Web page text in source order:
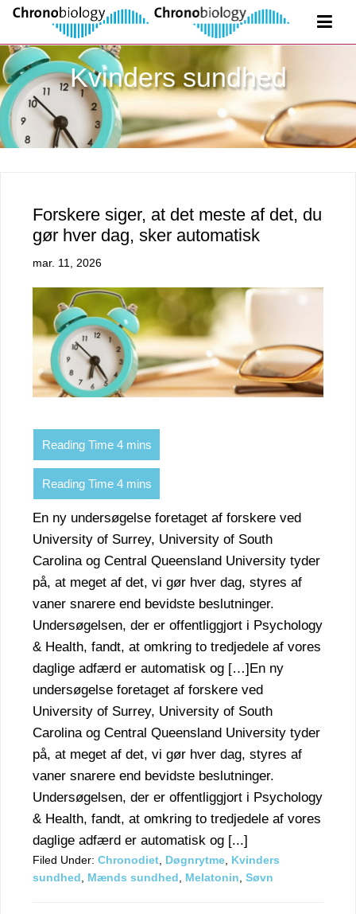
Kvinders sundhed
Forskere siger, at det meste af det, du
gør hver dag, sker automatisk
mar. 11, 2026
En ny undersøgelse foretaget af forskere ved
University of Surrey, University of South
Carolina og Central Queensland University tyder
på, at meget af det, vi gør hver dag, styres af
vaner snarere end bevidste beslutninger.
Undersøgelsen, der er offentliggjort i Psychology
& Health, fandt, at omkring to tredjedele af vores
daglige adfærd er automatisk og […]En ny
undersøgelse foretaget af forskere ved
University of Surrey, University of South
Carolina og Central Queensland University tyder
på, at meget af det, vi gør hver dag, styres af
vaner snarere end bevidste beslutninger.
Undersøgelsen, der er offentliggjort i Psychology
& Health, fandt, at omkring to tredjedele af vores
daglige adfærd er automatisk og [...]
Filed Under: Chronodiet Døgnrytme Kvinders
sundhed
Mænds sundhed Melatonin Søvn